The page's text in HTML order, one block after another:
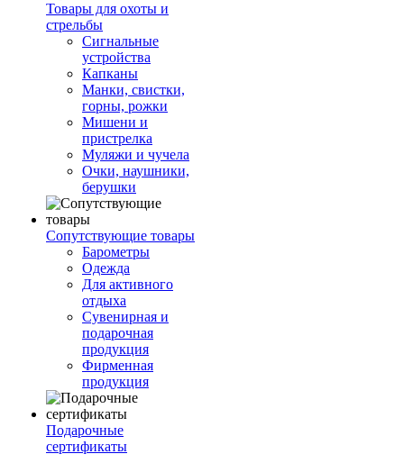
Товары для охоты и
стрельбы
Сигнальные
устройства
Капканы
Манки, свистки,
горны, рожки
Мишени и
пристрелка
Муляжи и чучела
Очки, наушники,
берушки
Сопутствующие товары
Барометры
Одежда
Для активного
отдыха
Сувенирная и
подарочная
продукция
Фирменная
продукция
Подарочные
сертификаты